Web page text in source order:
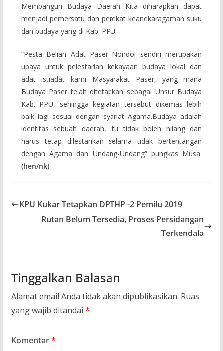
Membangun Budaya Daerah Kita diharapkan dapat
menjadi pemersatu dan perekat keanekaragaman suku
dan budaya yang di Kab. PPU.
“Pesta Belian Adat Paser Nondoi sendiri merupakan
upaya untuk pelestarian kekayaan budaya lokal dan
adat istiadat kami Masyarakat Paser, yang mana
Budaya Paser telah ditetapkan sebagai Unsur Budaya
Kab. PPU, sehingga kegiatan tersebut dikemas lebih
baik lagi sesuai dengan syariat Agama.Budaya adalah
identitas sebuah daerah, itu tidak boleh hilang dan
harus tetap dilestarikan selama tidak bertentangan
dengan Agama dan Undang-Undang” pungkas Musa.
(hen/nk)
KPU Kukar Tetapkan DPTHP -2 Pemilu 2019
Rutan Belum Tersedia, Proses Persidangan
Terkendala
Tinggalkan Balasan
Alamat email Anda tidak akan dipublikasikan. Ruas
yang wajib ditandai *
Komentar*